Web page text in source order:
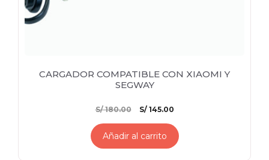
CARGADOR COMPATIBLE CON XIAOMI Y
SEGWAY
S/180.00
El
original
S/145.00El
actual
es:
Añadir al carrito